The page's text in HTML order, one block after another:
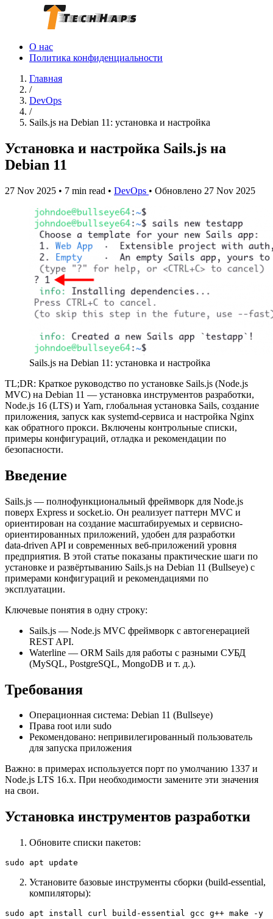
О нас
Политика конфиденциальности
Главная
/
DevOps
/
Sails.js на Debian 11: установка и настройка
Установка и настройка Sails.js на
Debian 11
27 Nov 2025 • 7 min read • DevOps • Обновлено 27 Nov 2025
Sails.js на Debian 11: установка и настройка
TL;DR: Краткое руководство по установке Sails.js (Node.js
MVC) на Debian 11 — установка инструментов разработки,
Node.js 16 (LTS) и Yarn, глобальная установка Sails, создание
приложения, запуск как systemd‑сервиса и настройка Nginx
как обратного прокси. Включены контрольные списки,
примеры конфигураций, отладка и рекомендации по
безопасности.
Введение
Sails.js — полнофункциональный фреймворк для Node.js
поверх Express и socket.io. Он реализует паттерн MVC и
ориентирован на создание масштабируемых и сервисно-
ориентированных приложений, удобен для разработки
data‑driven API и современных веб‑приложений уровня
предприятия. В этой статье показаны практические шаги по
установке и развёртыванию Sails.js на Debian 11 (Bullseye) с
примерами конфигураций и рекомендациями по
эксплуатации.
Ключевые понятия в одну строку:
Sails.js — Node.js MVC фреймворк с автогенерацией
REST API.
Waterline — ORM Sails для работы с разными СУБД
(MySQL, PostgreSQL, MongoDB и т. д.).
Требования
Операционная система: Debian 11 (Bullseye)
Права root или sudo
Рекомендовано: непривилегированный пользователь
для запуска приложения
Важно: в примерах используется порт по умолчанию 1337 и
Node.js LTS 16.x. При необходимости замените эти значения
на свои.
Установка инструментов разработки
Обновите списки пакетов:
sudo apt update
Установите базовые инструменты сборки (build-essential,
компиляторы):
sudo apt install curl build-essential gcc g++ make -y